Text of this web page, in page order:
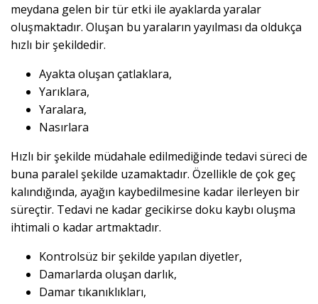
meydana gelen bir tür etki ile ayaklarda yaralar
oluşmaktadır. Oluşan bu yaraların yayılması da oldukça
hızlı bir şekildedir.
Ayakta oluşan çatlaklara,
Yarıklara,
Yaralara,
Nasırlara
Hızlı bir şekilde müdahale edilmediğinde tedavi süreci de
buna paralel şekilde uzamaktadır. Özellikle de çok geç
kalındığında, ayağın kaybedilmesine kadar ilerleyen bir
süreçtir. Tedavi ne kadar gecikirse doku kaybı oluşma
ihtimali o kadar artmaktadır.
Kontrolsüz bir şekilde yapılan diyetler,
Damarlarda oluşan darlık,
Damar tıkanıklıkları,